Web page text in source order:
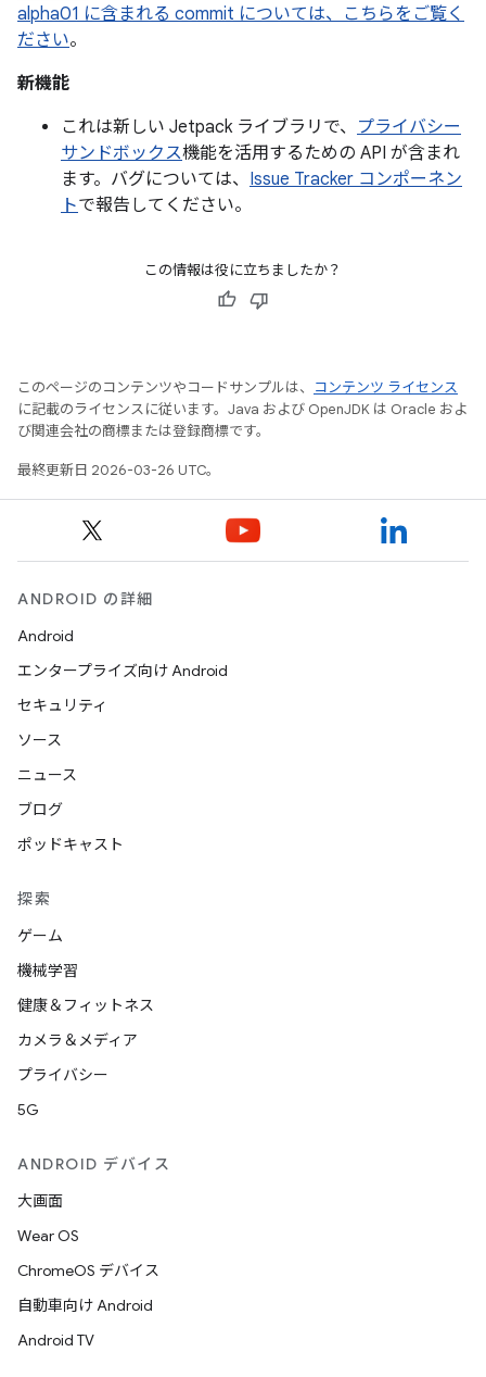
alpha01 に含まれる commit については、こちらをご覧く
ださい。
新機能
これは新しい Jetpack ライブラリで、 プライバシー
サンドボックス機能を活用するための API が含まれ
ます。バグについては、 Issue Tracker コンポーネン
トで報告してください。
この情報は役に立ちましたか？
このページのコンテンツやコードサンプルは、
コンテンツ ライセンス
に記載のライセンスに従います。Java および OpenJDK は Oracle およ
び関連会社の商標または登録商標です。
最終更新日 2026-03-26 UTC。
ANDROID の詳細
Android
エンタープライズ向け Android
セキュリティ
ソース
ニュース
ブログ
ポッドキャスト
探索
ゲーム
機械学習
健康＆フィットネス
カメラ＆メディア
プライバシー
5G
ANDROID デバイス
大画面
Wear OS
ChromeOS デバイス
自動車向け Android
Android TV